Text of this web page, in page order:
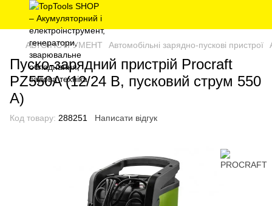
АВТОІНСТРУМЕНТ Автомобільні зарядно-пускові пристрої
Пуско-зарядний пристрій Procraft
PZ550A (12/24 В, пусковий струм 550
А)
Код товару: 288251 Написати відгук